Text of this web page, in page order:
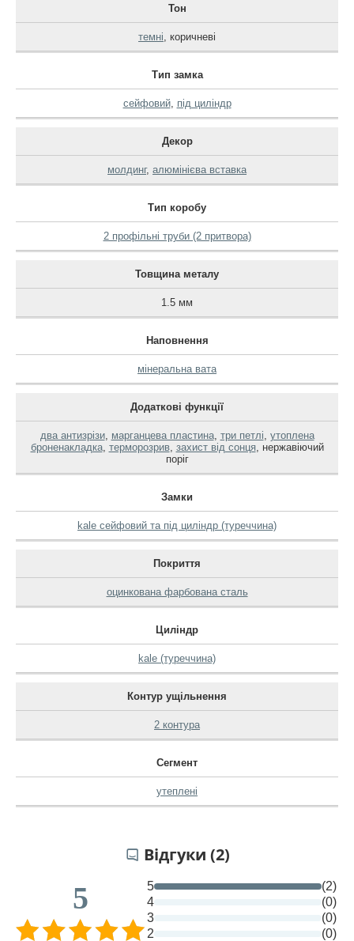
Тон
темні, коричневі
Тип замка
сейфовий, під циліндр
Декор
молдинг, алюмінієва вставка
Тип коробу
2 профільні труби (2 притвора)
Товщина металу
1.5 мм
Наповнення
мінеральна вата
Додаткові функції
два антизрізи, марганцева пластина, три петлі, утоплена
броненакладка, терморозрив, захист від сонця, нержавіючий
поріг
Замки
kale сейфовий та під циліндр (туреччина)
Покриття
оцинкована фарбована сталь
Циліндр
kale (туреччина)
Контур ущільнення
2 контура
Сегмент
утеплені
Відгуки (2)
5 5
(2)
4
(0)
3
(0)
2
(0)